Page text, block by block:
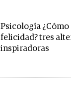
Psicología
felicidad? tres
inspiradoras